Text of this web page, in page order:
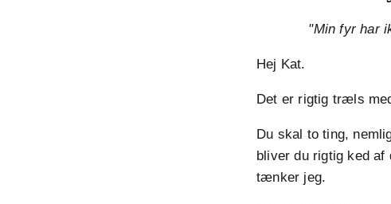
"Min fyr har
Hej Kat.
Det er rigtig træls
Du skal to ting,
bliver du rigtig ked
tænker jeg.